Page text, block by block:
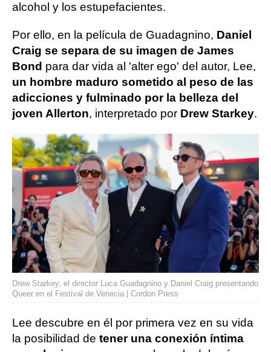
alcohol y los estupefacientes.
Por ello, en la película de Guadagnino, Daniel
Craig se separa de su imagen de James
Bond para dar vida al 'alter ego' del autor, Lee,
un hombre maduro sometido al peso de las
adicciones y fulminado por la belleza del
joven Allerton, interpretado por Drew Starkey.
Drew Starkey, el director Luca Guadagnino y Daniel Craig presentando
Queer en el Festival de Venecia | Cordon Press
Lee descubre en él por primera vez en su vida
la posibilidad de tener una conexión íntima